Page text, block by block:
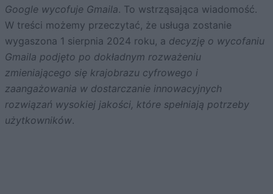
Google wycofuje Gmaila. To wstrząsająca wiadomość.
W treści możemy przeczytać, że usługa zostanie
wygaszona 1 sierpnia 2024 roku, a decyzję o wycofaniu
Gmaila podjęto po dokładnym rozważeniu
zmieniającego się krajobrazu cyfrowego i
zaangażowania w dostarczanie innowacyjnych
rozwiązań wysokiej jakości, które spełniają potrzeby
użytkowników.